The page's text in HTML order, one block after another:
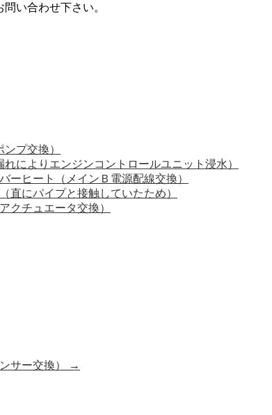
お問い合わせ下さい。
プ交換）
よりエンジンコントロールユニット浸水）
ヒート（メインＢ電源配線交換）
にパイプと接触していたため）
チュエータ交換）
サー交換）
→